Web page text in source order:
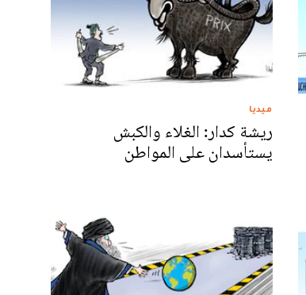
ميديا
ريشة كدار: الغلاء والكبش
يستأسدان على المواطن